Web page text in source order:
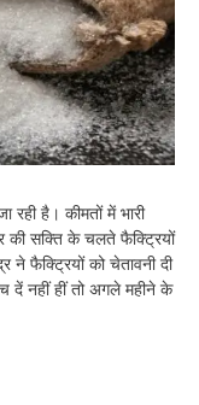
रही है। कीमतों में भारी
की सक्ति के चलते फैक्ट्रियों
ने फैक्ट्रियों को चेतावनी दी
दें नहीं हीं तो अगले महीने के